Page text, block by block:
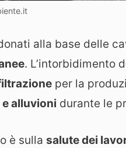
alla base delle
. L’intorbidimento
per la
alluvioni durante le
è sulla salute dei